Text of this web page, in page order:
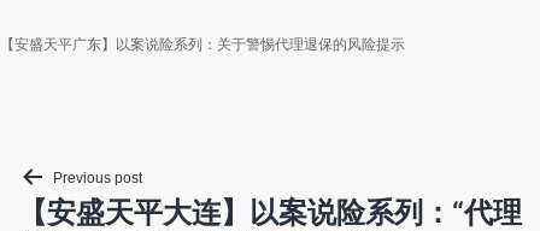
【安盛天平广东】以案说险系列：关于警惕代理退保的风险提示
Post
navigation
Previous post
【安盛天平大连】以案说险系列：“代理